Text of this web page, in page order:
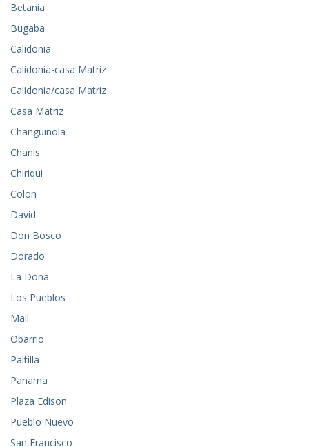
Betania
Bugaba
Calidonia
Calidonia-casa Matriz
Calidonia/casa Matriz
Casa Matriz
Changuinola
Chanis
Chiriqui
Colon
David
Don Bosco
Dorado
La Doña
Los Pueblos
Mall
Obarrio
Paitilla
Panama
Plaza Edison
Pueblo Nuevo
San Francisco